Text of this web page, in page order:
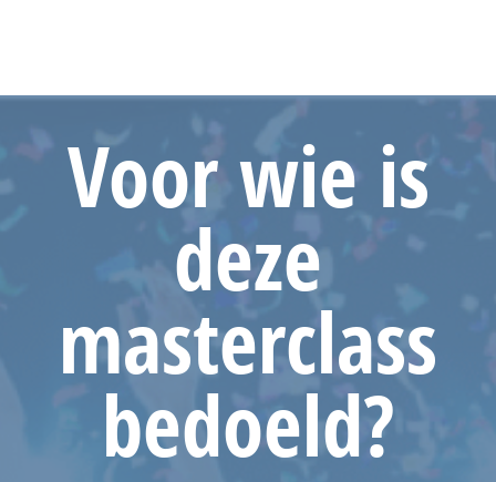
Voorwie is
deze
masterclass
bedoeld?